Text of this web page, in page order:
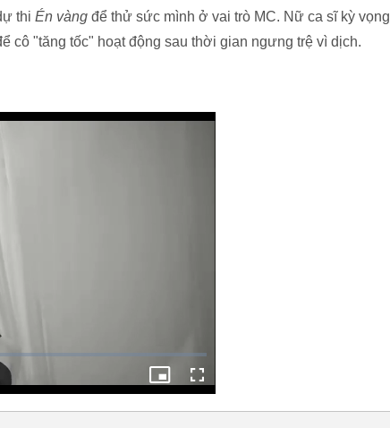
thi Én vàng để thử sức mình ở vai trò MC. Nữ ca sĩ kỳ vọng
cô "tăng tốc" hoạt động sau thời gian ngưng trệ vì dịch.